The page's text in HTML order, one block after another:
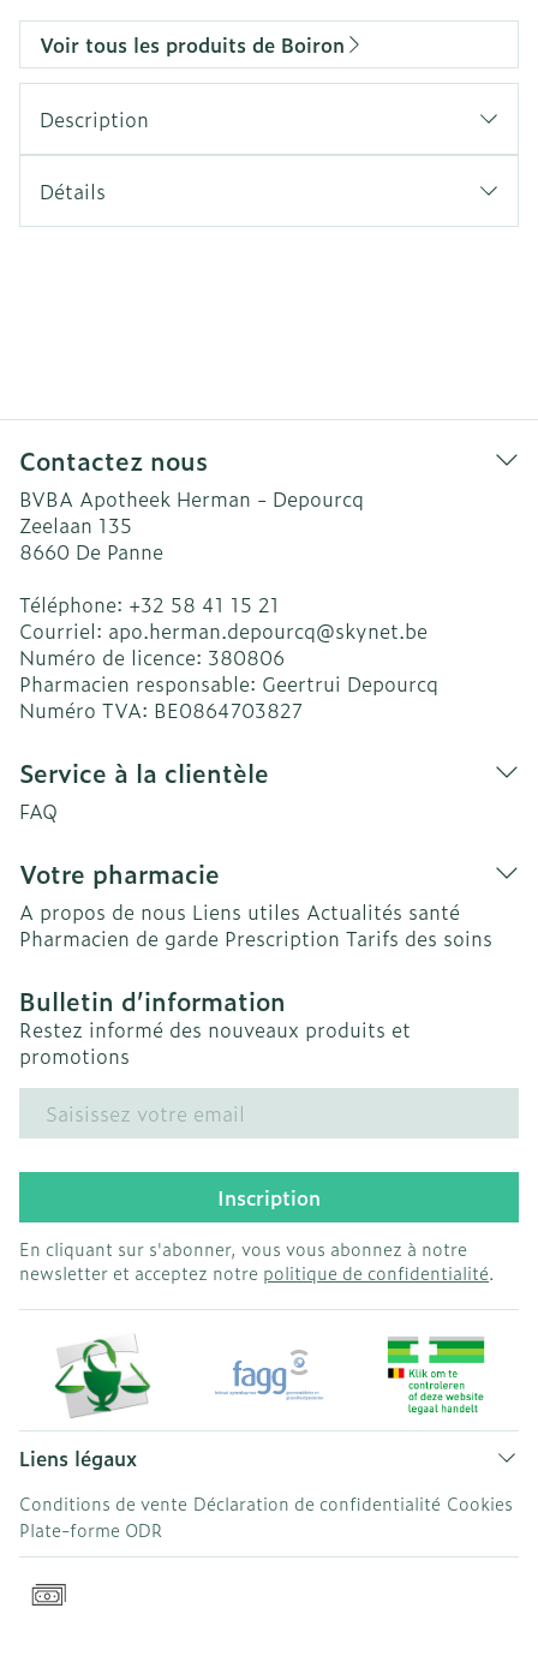
Voir tous les produits de Boiron
Description
Détails
Contactez nous
BVBA Apotheek Herman - Depourcq
Zeelaan 135
8660 De Panne
Téléphone: +32 58 41 15 21
Courriel: apo.herman.depourcq@skynet.be
Numéro de licence: 380806
Pharmacien responsable: Geertrui Depourcq
Numéro TVA: BE0864703827
Service à la clientèle
FAQ
Votre pharmacie
A propos de nous Liens utiles Actualités santé
Pharmacien de garde Prescription Tarifs des soins
Bulletin d’information
Restez informé des nouveaux produits et
promotions
Adresse mail
Inscription
En cliquant sur s'abonner, vous vous abonnez à notre
newsletter et acceptez notre politique de confidentialité.
Liens légaux
Conditions de vente Déclaration de confidentialité Cookies
Plate-forme ODR